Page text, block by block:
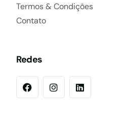
Termos & Condições
Contato
Redes